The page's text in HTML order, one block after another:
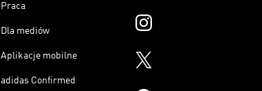
Praca
Dla mediów
Aplikacje mobilne
adidas Confirmed